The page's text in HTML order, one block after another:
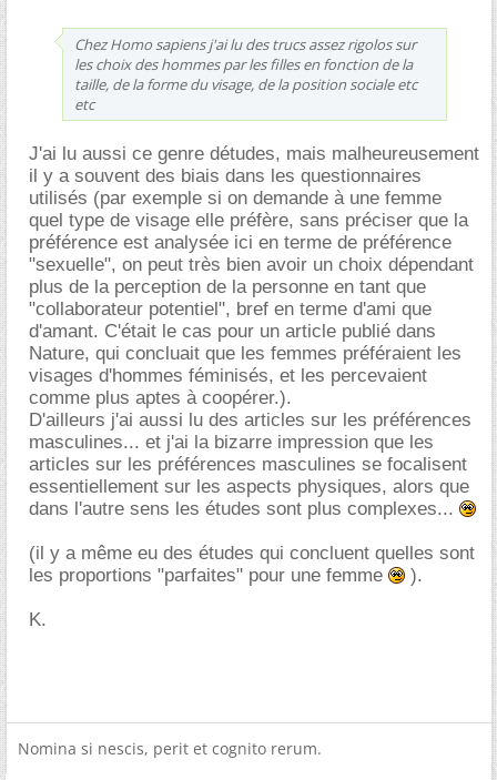
Chez Homo sapiens j'ai lu des trucs assez rigolos sur
les choix des hommes par les filles en fonction de la
taille, de la forme du visage, de la position sociale etc
etc
J'ai lu aussi ce genre détudes, mais malheureusement
il y a souvent des biais dans les questionnaires
utilisés (par exemple si on demande à une femme
quel type de visage elle préfère, sans préciser que la
préférence est analysée ici en terme de préférence
"sexuelle", on peut très bien avoir un choix dépendant
plus de la perception de la personne en tant que
"collaborateur potentiel", bref en terme d'ami que
d'amant. C'était le cas pour un article publié dans
Nature, qui concluait que les femmes préféraient les
visages d'hommes féminisés, et les percevaient
comme plus aptes à coopérer.).
D'ailleurs j'ai aussi lu des articles sur les préférences
masculines... et j'ai la bizarre impression que les
articles sur les préférences masculines se focalisent
essentiellement sur les aspects physiques, alors que
dans l'autre sens les études sont plus complexes...
(il y a même eu des études qui concluent quelles sont
les proportions "parfaites" pour une femme
).
K.
Nomina si nescis, perit et cognito rerum.